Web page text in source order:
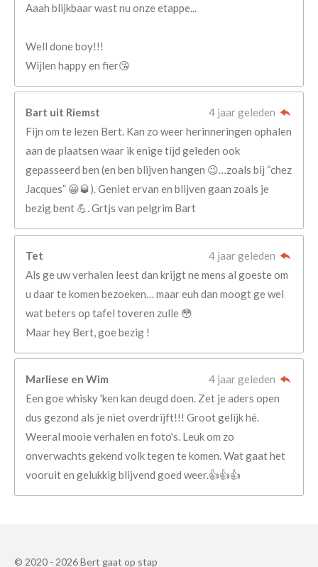
Aaah blijkbaar wast nu onze etappe...
Well done boy!!!
Wijlen happy en fier😘
Bart uit Riemst
4 jaar geleden
Fijn om te lezen Bert. Kan zo weer herinneringen ophalen
aan de plaatsen waar ik enige tijd geleden ook
gepasseerd ben (en ben blijven hangen 😉…zoals bij “chez
Jacques” 😀🥃). Geniet ervan en blijven gaan zoals je
bezig bent 💪. Grtjs van pelgrim Bart
Tet
4 jaar geleden
Als ge uw verhalen leest dan krijgt ne mens al goeste om
u daar te komen bezoeken… maar euh dan moogt ge wel
wat beters op tafel toveren zulle 😳
Maar hey Bert, goe bezig !
Marliese en Wim
4 jaar geleden
Een goe whisky 'ken kan deugd doen. Zet je aders open
dus gezond als je niet overdrijft!!! Groot gelijk hé.
Weeral mooie verhalen en foto's. Leuk om zo
onverwachts gekend volk tegen te komen. Wat gaat het
vooruit en gelukkig blijvend goed weer.👍👍👍
© 2020 - 2026 Bert gaat op stap